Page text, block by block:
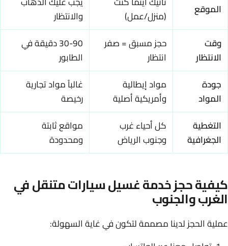
الموقع
(منزل/عمل)
والانتظار
وقت
الانتظار
حجز مسبق = صفر
انتظار
30-90 دقيقة في
الطابور
جودة
المواد
مواد إيطالية
وأمريكية أصلية
غالباً مواد تجارية
رخيصة
التغطية
الجغرافية
كل أحياء غرب
وجنوب الرياض
مواقع ثابتة
ومحدودة
كيفية حجز خدمة غسيل سيارات متنقل في
الغرب والجنوب
عملية الحجز لدينا مصممة لتكون في غاية السهولة: